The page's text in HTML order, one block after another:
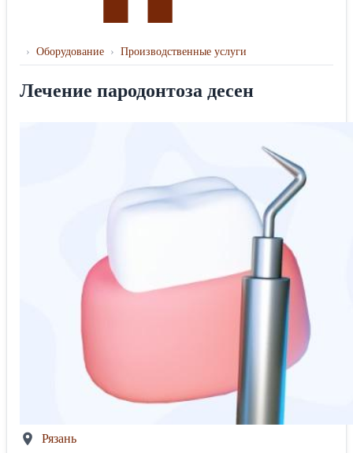
› Оборудование › Производственные услуги
Лечение пародонтоза десен
Рязань